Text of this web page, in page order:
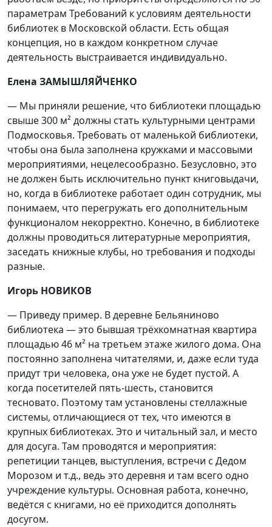
параметрам Требований к условиям деятельности
библиотек в Московской области. Есть общая
концепция, но в каждом конкретном случае
деятельность выстраивается индивидуально.
Елена ЗАМЫШЛЯЙЧЕНКО
— Мы приняли решение, что библиотеки площадью
свыше 300 м² должны стать культурными центрами
Подмосковья. Требовать от маленькой библиотеки,
чтобы она была заполнена кружками и массовыми
мероприятиями, нецелесообразно. Безусловно, это
не должен быть исключительно пункт книговыдачи,
но, когда в библиотеке работает один сотрудник, мы
понимаем, что перегружать его дополнительным
функционалом некорректно. Конечно, в библиотеке
должны проводиться литературные мероприятия,
заседать книжные клубы, но требования и подходы
разные.
Игорь НОВИКОВ
— Приведу пример. В деревне Бельяниново
библиотека — это бывшая трёхкомнатная квартира
площадью 46 м² на третьем этаже жилого дома. Она
постоянно заполнена читателями, и, даже если туда
придут три человека, она уже не будет пустой. А
когда посетителей пять-шесть, становится
тесновато. Поэтому там установлены стеллажные
системы, отличающиеся от тех, что имеются в
крупных библиотеках. Это и читальный зал, и место
для досуга. Там проводятся и мероприятия:
репетиции танцев, выступления, встречи с Дедом
Морозом и т.д., ведь это деревня и там всего одно
учреждение культуры. Основная работа, конечно,
ведётся с книгами, но её приходится дополнять
досугом.